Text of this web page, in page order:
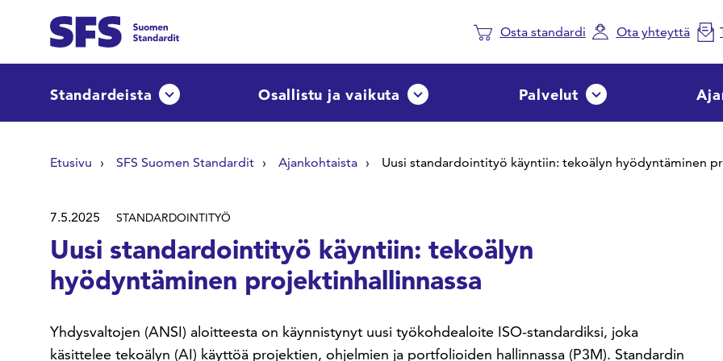
Osta standardi Ota yhteyttä
Standardeista Avaa tai sulje pudotusvalikkoOsallistu ja vaikuta Avaa tai sulje pudotusvalikko
Palvelut Avaa tai sulje
Etusivu SFS Suomen Standardit Ajankohtaista Uusi standardointityö käyntiin: tekoälyn hyödyntäminen
7.5.2025 STANDARDOINTITYÖ
Uusi standardointityö käyntiin: tekoälyn
hyödyntäminen projektinhallinnassa
Yhdysvaltojen (ANSI) aloitteesta on käynnistynyt uusi työkohdealoite ISO-standardiksi, joka
käsittelee tekoälyn (AI) käyttöä projektien, ohjelmien ja portfolioiden hallinnassa (P3M). Standardin